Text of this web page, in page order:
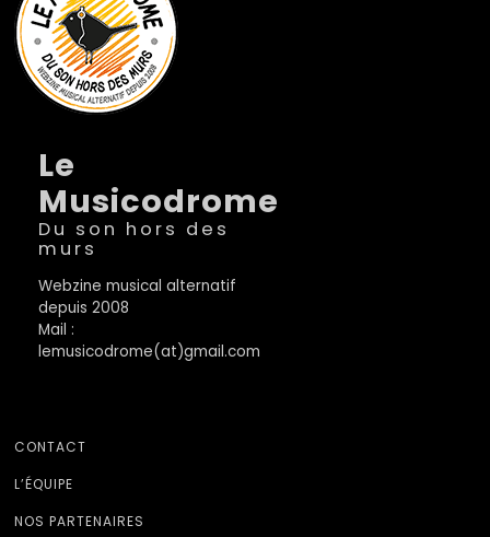
Le
Musicodrome
Du son hors des
murs
Webzine musical alternatif
depuis 2008
Mail :
lemusicodrome(at)gmail.com
CONTACT
L’ÉQUIPE
NOS PARTENAIRES